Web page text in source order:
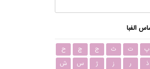
الفبا
پ ت ث ج چ
ح
ذ ر ز ژ س
ش